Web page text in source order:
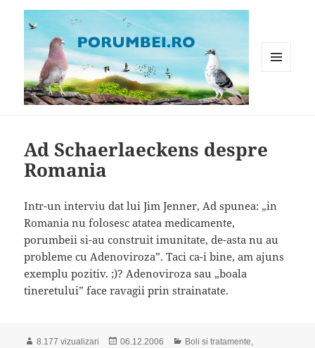
Ad Schaerlaeckens despre
Romania
Intr-un interviu dat lui Jim Jenner, Ad spunea: „in
Romania nu folosesc atatea medicamente,
porumbeii si-au construit imunitate, de-asta nu au
probleme cu Adenoviroza”. Taci ca-i bine, am ajuns
exemplu pozitiv. ;)? Adenoviroza sau „boala
tineretului” face ravagii prin strainatate.
8.177 vizualizari
Publicat
06.12.2006 Categorii
Boli si tratamente